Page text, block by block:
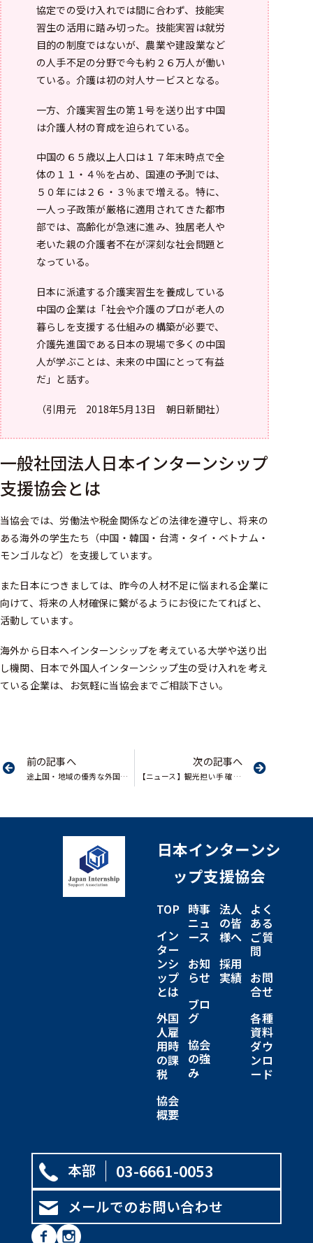
協定での受け入れでは間に合わず、技能実
習生の活用に踏み切った。技能実習は就労
目的の制度ではないが、農業や建設業など
の人手不足の分野で今も約２６万人が働い
ている。介護は初の対人サービスとなる。
一方、介護実習生の第１号を送り出す中国
は介護人材の育成を迫られている。
中国の６５歳以上人口は１７年末時点で全
体の１１・４％を占め、国連の予測では、
５０年には２６・３％まで増える。特に、
一人っ子政策が厳格に適用されてきた都市
部では、高齢化が急速に進み、独居老人や
老いた親の介護者不在が深刻な社会問題と
なっている。
日本に派遣する介護実習生を養成している
中国の企業は「社会や介護のプロが老人の
暮らしを支援する仕組みの構築が必要で、
介護先進国である日本の現場で多くの中国
人が学ぶことは、未来の中国にとって有益
だ」と話す。
（引用元 2018年5月13日 朝日新聞社）
一般社団法人日本インターンシップ
支援協会とは
当協会では、労働法や税金関係などの法律を遵守し、将来の
ある海外の学生たち（中国・韓国・台湾・タイ・ベトナム・
モンゴルなど）を支援しています。
また日本につきましては、昨今の人材不足に悩まれる企業に
向けて、将来の人材確保に繋がるようにお役にたてればと、
活動しています。
海外から日本へインターンシップを考えている大学や送り出
し機関、日本で外国人インターンシップ生の受け入れを考え
ている企業は、お気軽に当協会までご相談下さい。
前の記事へ
途上国・地域の優秀な外国人材を募るインターンシップ事業/日本企業の国際化を支援/経済産業省「平成３０年度 国際化促進インターンシップ事業」募集開始
次の記事へ
【ニュース】観光担い手 確保急ぐ 温泉地の人手不足解消
日本インターンシ
ップ支援協会
TOP
イン
ター
ンシ
ップ
とは
外国
人雇
用時
の課
税
協会
概要
時事
ニュ
ース
お知
らせ
ブロ
グ
協会
の強
み
法人
の皆
様へ
採用
実績
よく
ある
ご質
問
お問
合せ
各種
資料
ダウ
ンロ
ード
本部 03-6661-0053
メールでのお問い合わせ